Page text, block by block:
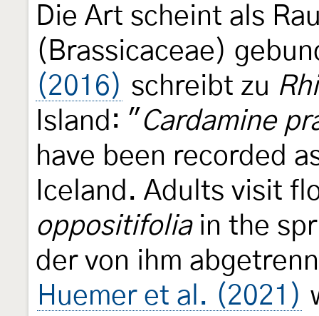
Die Art scheint als
(Brassicaceae)
(2016) schreibt zu
Island: " Cardamine
have been recorded
Iceland. Adults visit
oppositifoliain the
der von ihm
Huemer et al. (2021)